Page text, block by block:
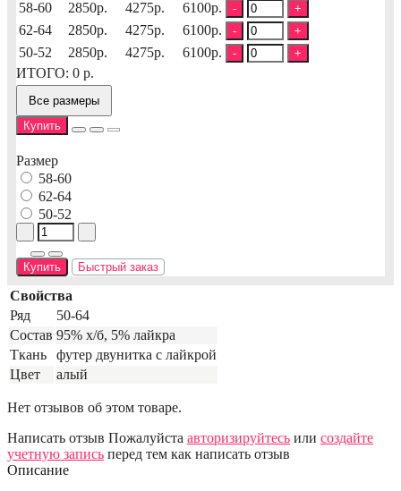
58-60
2850р. 4275р. 6100р. - +
62-64 2850р. 4275р. 6100р. - +
50-52 2850р. 4275р. 6100р. - +
ИТОГО: 0 р.
Все размеры
Купить
Размер
58-60
62-64
50-52
Купить Быстрый заказ
Свойства
Ряд
50-64
Состав 95% х/б, 5% лайкра
Ткань
футер двунитка с лайкрой
Цвет
алый
Нет отзывов об этом товаре.
Написать отзыв Пожалуйста авторизируйтесь или создайте
учетную запись перед тем как написать отзыв
Описание